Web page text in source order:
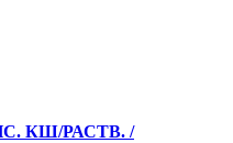
КШ/РАСТВ. /